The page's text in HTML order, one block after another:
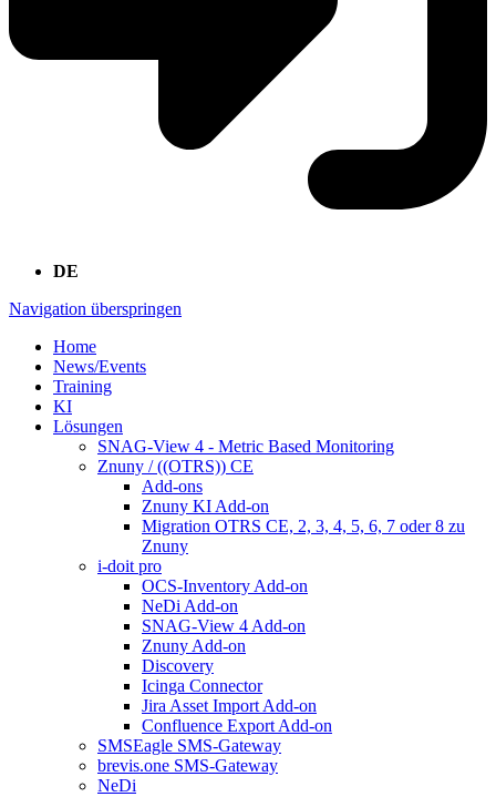
DE
Navigation überspringen
Home
News/Events
Training
KI
Lösungen
SNAG-View 4 - Metric Based Monitoring
Znuny / ((OTRS)) CE
Add-ons
Znuny KI Add-on
Migration OTRS CE, 2, 3, 4, 5, 6, 7 oder 8 zu
Znuny
i-doit pro
OCS-Inventory Add-on
NeDi Add-on
SNAG-View 4 Add-on
Znuny Add-on
Discovery
Icinga Connector
Jira Asset Import Add-on
Confluence Export Add-on
SMSEagle SMS-Gateway
brevis.one SMS-Gateway
NeDi